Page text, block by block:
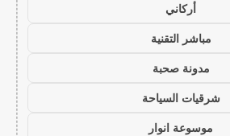
أركاني
مباشر التقنية
مدونة صحبة
شرقيات السياحة
موسوعة انوار